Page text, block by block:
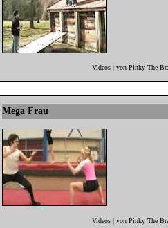
Videos | von Pinky The
Mega Frau
Videos | von Pinky The